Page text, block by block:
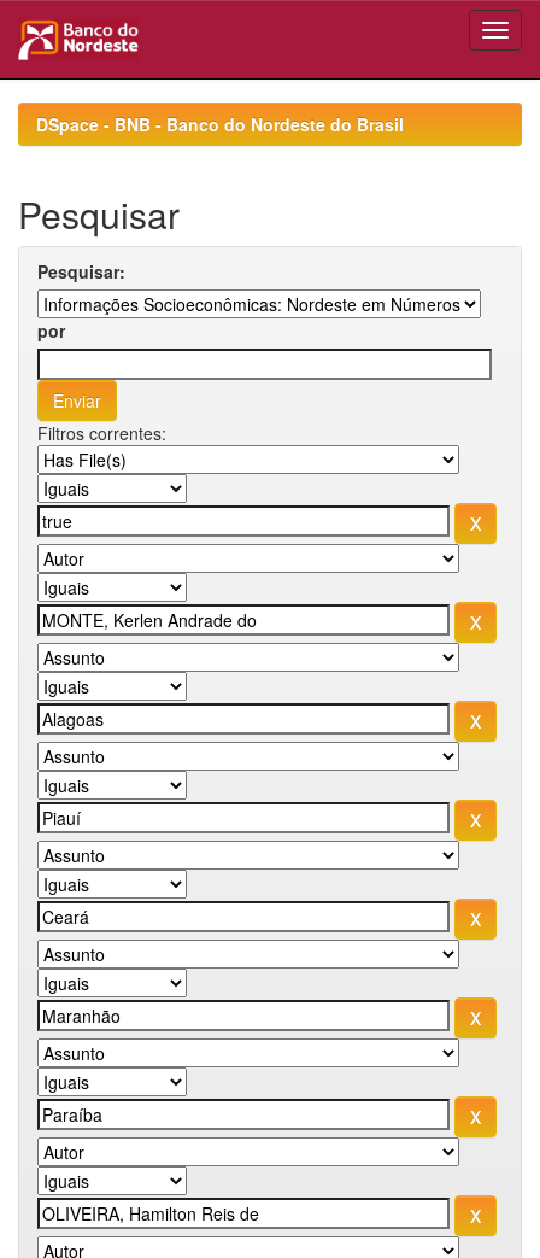
navigationDSpace - BNB - Banco do Nordeste do Brasil
Pesquisar
Pesquisar:
por
Filtros correntes: